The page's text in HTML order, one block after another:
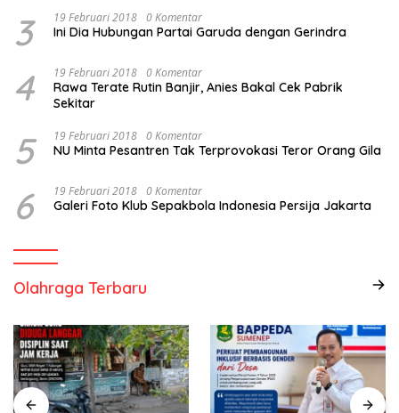
3 19 Februari 2018 0 Komentar
Ini Dia Hubungan Partai Garuda dengan Gerindra
4 19 Februari 2018 0 Komentar
Rawa Terate Rutin Banjir, Anies Bakal Cek Pabrik
Sekitar
5 19 Februari 2018 0 Komentar
NU Minta Pesantren Tak Terprovokasi Teror Orang Gila
6 19 Februari 2018 0 Komentar
Galeri Foto Klub Sepakbola Indonesia Persija Jakarta
Olahraga Terbaru